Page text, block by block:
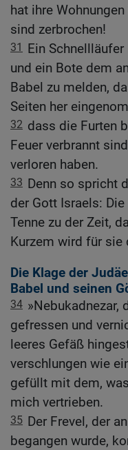
hat ihre
sind zerbrochen!
31
Ein
und ein Bote dem
Babel zu melden,
Seiten her
32 dass die Furten
Feuer verbrannt
verloren haben.
33 Denn so spricht
der Gott Israels:
Tenne zu der Zeit,
Kurzem wird für sie
Die Klage der
Babel und seinen
34 »Nebukadnezar,
gefressen und
leeres Gefäß
verschlungen wie
gefüllt mit dem,
mich vertrieben.
35 Der Frevel, der
begangen wurde,